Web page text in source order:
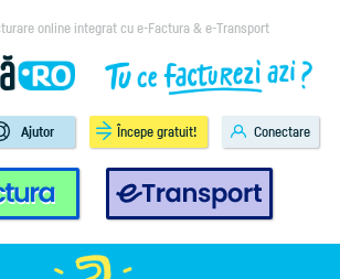
online integrat cu e-Factura & e-Transport
Factura e-Transport
Ajutor Începe gratuit! Conectare